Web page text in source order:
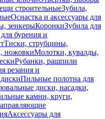
строительныеЗубила,
Оснастка и аксессуары для
зенкерыКоронкиЗубила для
бурения и
Тиски, струбцины,
ножовкиМолотки, кувалды,
Рубанки, рашпили
резания и
Пильные полотна для
диски, насадки,
камни, круги,
Аксессуары для